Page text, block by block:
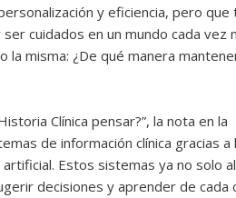
y eficiencia, pero que
cuidados en un mundo cada vez
misma: ¿De qué manera
Clínica pensar?”, la nota en la
de información clínica gracias a
Estos sistemas ya no solo
decisiones y aprender de cada